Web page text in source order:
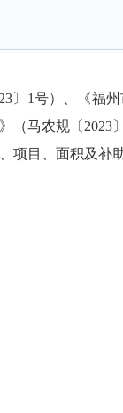
〕1号）、《福
（马农规〔2023
项目、面积及补